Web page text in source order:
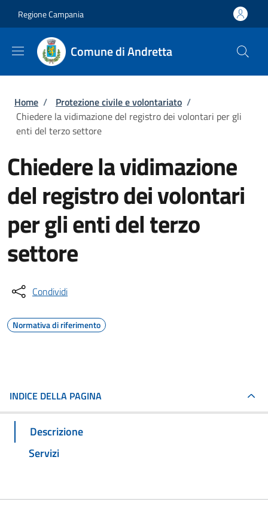
Regione Campania
Comune di Andretta
Briciole di pane
Home / Protezione civile e volontariato /
Chiedere la vidimazione del registro dei volontari per gli
enti del terzo settore
Chiedere la vidimazione
del registro dei volontari
per gli enti del terzo
settore
Condividi
Normativa di riferimento
INDICE DELLA PAGINA
Descrizione
Servizi